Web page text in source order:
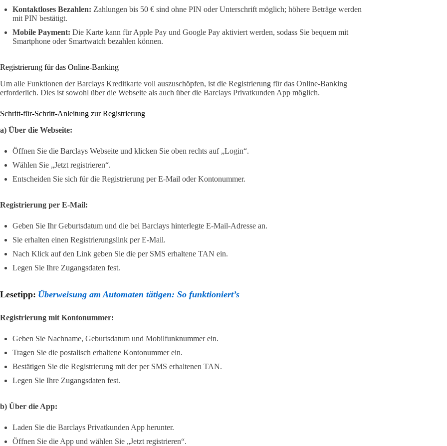
Kontaktloses Bezahlen: Zahlungen bis 50 € sind ohne PIN oder Unterschrift möglich; höhere Beträge werden
mit PIN bestätigt.
Mobile Payment: Die Karte kann für Apple Pay und Google Pay aktiviert werden, sodass Sie bequem mit
Smartphone oder Smartwatch bezahlen können.
Registrierung für das Online-Banking
Um alle Funktionen der Barclays Kreditkarte voll auszuschöpfen, ist die Registrierung für das Online-Banking
erforderlich. Dies ist sowohl über die Webseite als auch über die Barclays Privatkunden App möglich.
Schritt-für-Schritt-Anleitung zur Registrierung
a) Über die Webseite:
Öffnen Sie die Barclays Webseite und klicken Sie oben rechts auf „Login“.
Wählen Sie „Jetzt registrieren“.
Entscheiden Sie sich für die Registrierung per E-Mail oder Kontonummer.
Registrierung per E-Mail:
Geben Sie Ihr Geburtsdatum und die bei Barclays hinterlegte E-Mail-Adresse an.
Sie erhalten einen Registrierungslink per E-Mail.
Nach Klick auf den Link geben Sie die per SMS erhaltene TAN ein.
Legen Sie Ihre Zugangsdaten fest.
Lesetipp: Überweisung am Automaten tätigen: So funktioniert’s
Registrierung mit Kontonummer:
Geben Sie Nachname, Geburtsdatum und Mobilfunknummer ein.
Tragen Sie die postalisch erhaltene Kontonummer ein.
Bestätigen Sie die Registrierung mit der per SMS erhaltenen TAN.
Legen Sie Ihre Zugangsdaten fest.
b) Über die App:
Laden Sie die Barclays Privatkunden App herunter.
Öffnen Sie die App und wählen Sie „Jetzt registrieren“.